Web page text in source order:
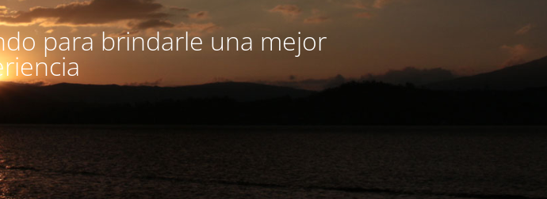
para brindarle una mejor